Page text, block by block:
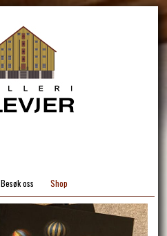
Besøk oss Shop